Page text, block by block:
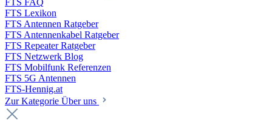
FTS Lexikon
FTS Antennen Ratgeber
FTS Antennenkabel Ratgeber
FTS Repeater Ratgeber
FTS Netzwerk Blog
FTS Mobilfunk Referenzen
FTS 5G Antennen
FTS-Hennig.at
Zur Kategorie Über uns